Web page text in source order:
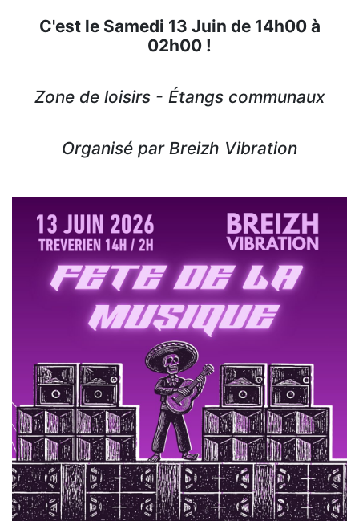
C'est le Samedi 13 Juin de 14h00 à
02h00 !
Zone de loisirs - Étangs communaux
Organisé par Breizh Vibration